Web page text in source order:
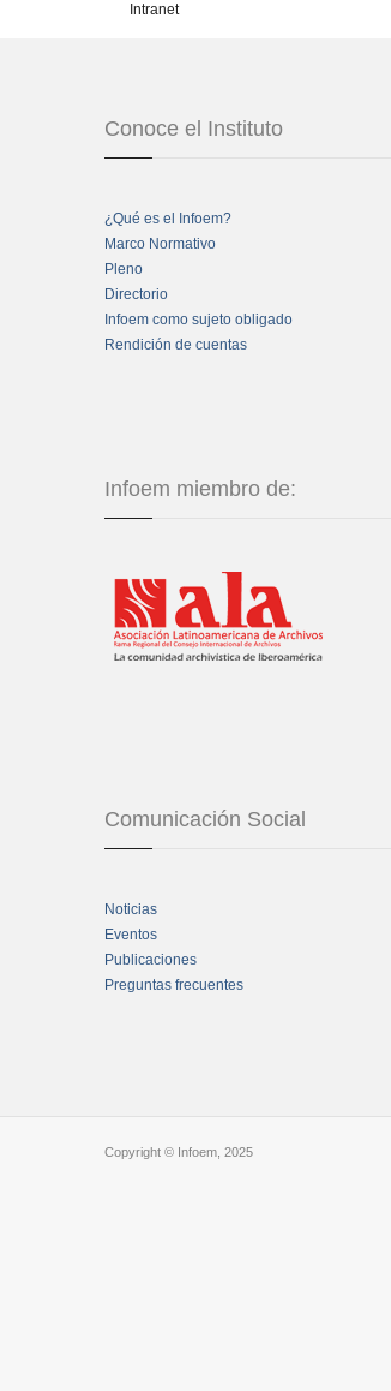
Intranet
Conoce el Instituto
¿Qué es el Infoem?
Marco Normativo
Pleno
Directorio
Infoem como sujeto obligado
Rendición de cuentas
Infoem miembro de:
Comunicación Social
Noticias
Eventos
Publicaciones
Preguntas frecuentes
Copyright © Infoem, 2025